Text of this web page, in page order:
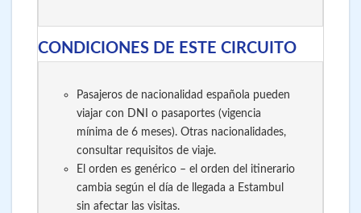
CONDICIONES DE ESTE CIRCUITO
Pasajeros de nacionalidad española pueden
viajar con DNI o pasaportes (vigencia
mínima de 6 meses). Otras nacionalidades,
consultar requisitos de viaje.
El orden es genérico – el orden del itinerario
cambia según el día de llegada a Estambul
sin afectar las visitas.